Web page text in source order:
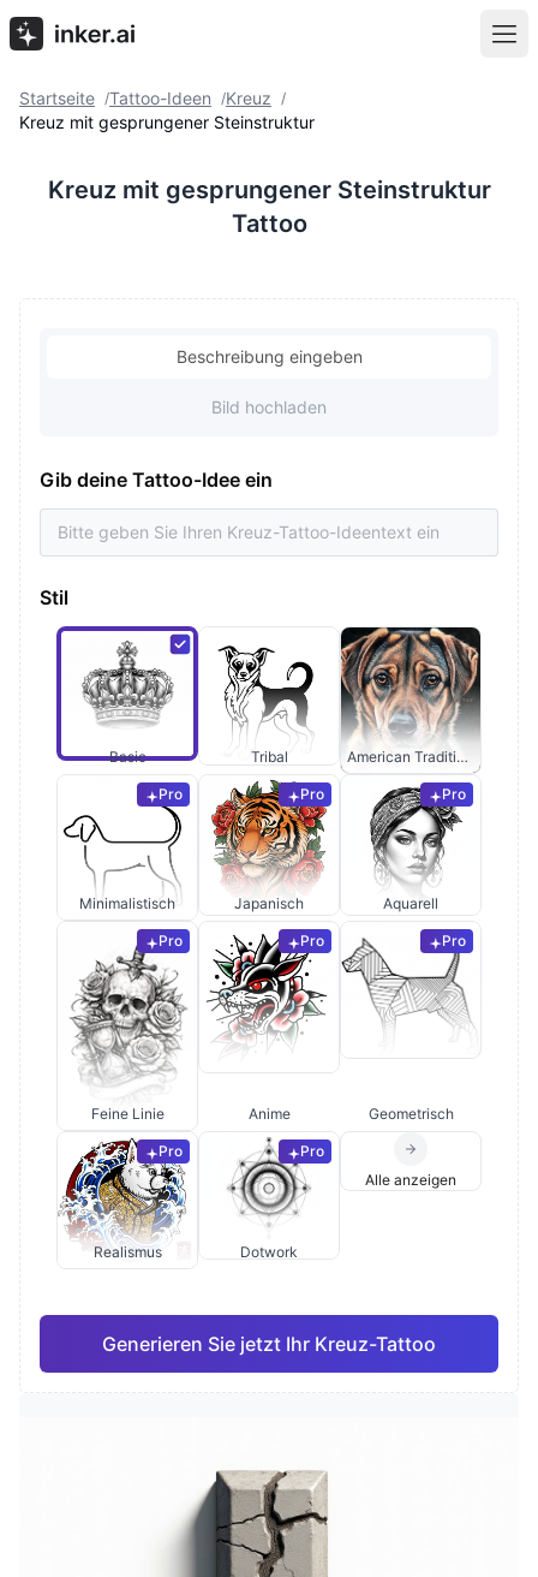
Startseite /Tattoo-Ideen /Kreuz /
Kreuz mit gesprungener Steinstruktur
Kreuz mit gesprungener Steinstruktur
Tattoo
Beschreibung eingeben
Bild hochladen
Gib deine Tattoo-Idee ein
Stil
Basic Tribal American Traditional
Pro
Minimalistisch
Pro
Japanisch
Pro
Aquarell
Pro
Feine Linie
Pro
Anime
Pro
Geometrisch
Pro
Realismus
Pro
Dotwork
Alle anzeigen
Generieren Sie jetzt Ihr Kreuz-Tattoo